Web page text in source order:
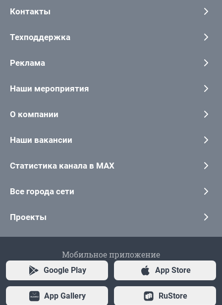
Контакты
Техподдержка
Реклама
Наши мероприятия
О компании
Наши вакансии
Статистика канала в MAX
Все города сети
Проекты
Мобильное приложение
Google Play App Store
App Gallery RuStore